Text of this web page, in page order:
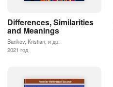
Differences, Similarities
and Meanings
Bankov, Kristian, и др.
2021 год